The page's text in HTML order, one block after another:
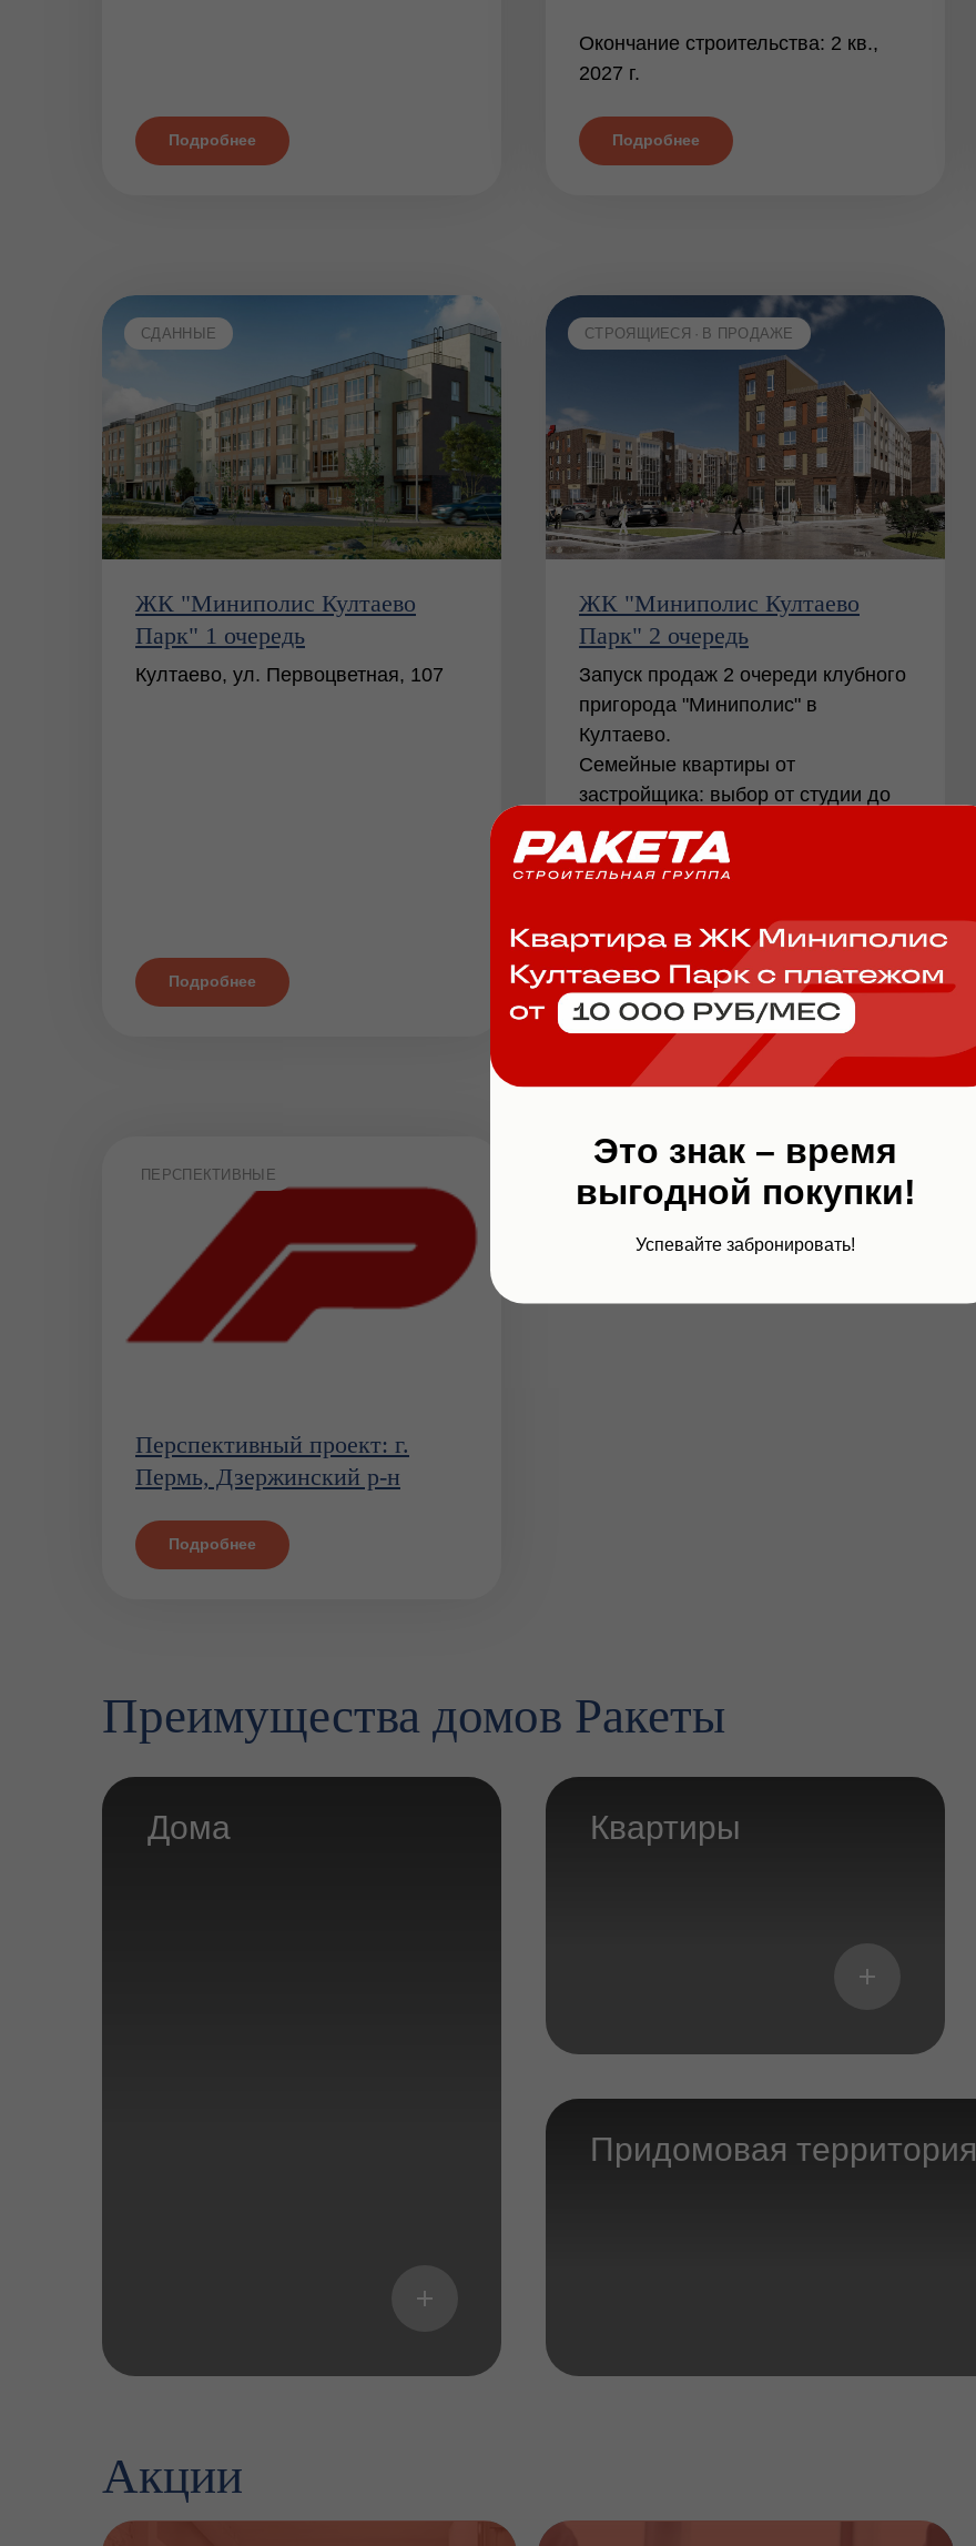
Это знак – время
выгодной покупки!
Успевайте забронировать!
Подробнее
Окончание строительства: 2 кв.,
2027 г.
Подробнее
СДАННЫЕ
ЖК "Миниполис Култаево
Парк" 1 очередь
Култаево, ул. Первоцветная, 107
Подробнее
СТРОЯЩИЕСЯ В ПРОДАЖЕ
ЖК "Миниполис Култаево
Парк" 2 очередь
Запуск продаж 2 очереди клубного
пригорода "Миниполис" в
Култаево.
Семейные квартиры от
застройщика: выбор от студии до
Срок окончания строительства: 4
Подробнее
ПЕРСПЕКТИВНЫЕ
Перспективный проект: г.
Пермь, Дзержинский р-н
Подробнее
Преимущества домов Ракеты
Дома Квартиры
Придомовая территория
Акции